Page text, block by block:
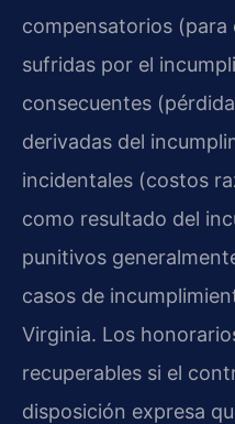
compensatorios (para
sufridas por el
consecuentes
derivadas del
incidentales (costos
como resultado del
punitivos
casos de
Virginia. Los
recuperables si el
disposición expresa